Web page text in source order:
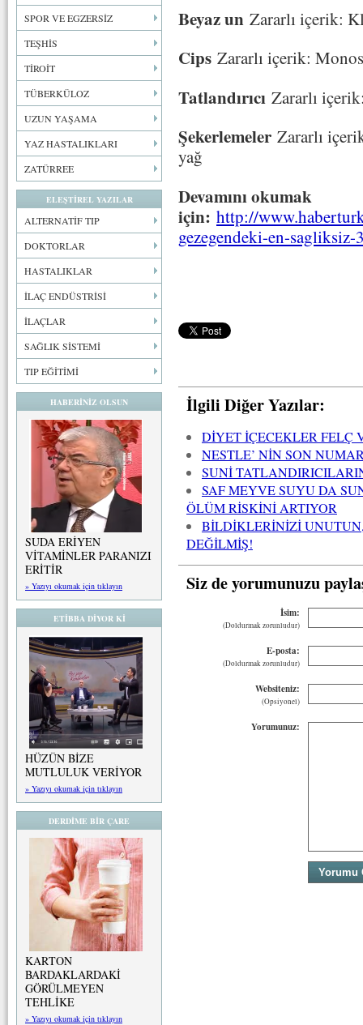
SPOR VE EGZERSİZ
TEŞHİS
TİROİT
TÜBERKÜLOZ
UZUN YAŞAMA
YAZ HASTALIKLARI
ZATÜRREE
ELEŞTİREL YAZILAR
ALTERNATİF TIP
DOKTORLAR
HASTALIKLAR
İLAÇ ENDÜSTRİSİ
İLAÇLAR
SAĞLIK SİSTEMİ
TIP EĞİTİMİ
HABERİNİZ OLSUN
SUDA ERİYEN
VİTAMİNLER PARANIZI
ERİTİR
» Yazıyı okumak için tıklayın
ETİBBA DİYOR Kİ
HÜZÜN BİZE
MUTLULUK VERİYOR
» Yazıyı okumak için tıklayın
DERDİME BİR ÇARE
KARTON
BARDAKLARDAKİ
GÖRÜLMEYEN
TEHLİKE
» Yazıyı okumak için tıklayın
Beyaz un Zararlı içerik:
Cips Zararlı içerik:
Tatlandırıcı Zararlı
Şekerlemeler Zararlı
yağ
Devamını okumak
için: http://
gezegendeki-en-
İlgili Diğer Yazılar:
DİYET İÇECEKLER FELÇ
NESTLE’ NİN SON
SUNİ
SAF MEYVE SUYU DA
ÖLÜM RİSKİNİ ARTIYOR
BİLDİKLERİNİZİ
DEĞİLMİŞ!
Siz de yorumunuzu
İsim:
(Doldurmak zorunludur)
E-posta:
(Doldurmak zorunludur)
Websiteniz:
(Opsiyonel)
Yorumunuz: